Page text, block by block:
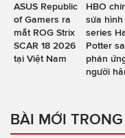
ASUS Republic
of Gamers ra
mắt ROG Strix
SCAR 18 2026
tại Việt Nam
HBO
sửa hình
series
Potter
phản
người
BÀI MỚI